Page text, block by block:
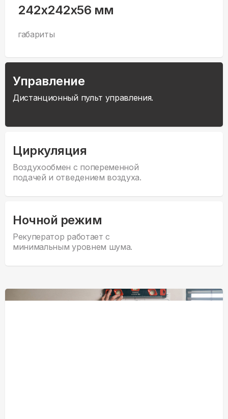
242x242x56 мм
габариты
Управление
Дистанционный пульт управления.
Циркуляция
Воздухообмен с попеременной
подачей и отведением воздуха.
Ночной режим
Рекуператор работает с
минимальным уровнем шума.